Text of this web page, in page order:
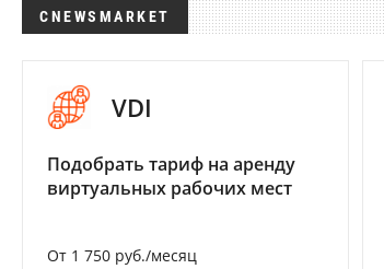
CNEWSMARKET
VDI
Подобрать тариф на аренду
виртуальных рабочих мест
От 1 750 руб./месяц